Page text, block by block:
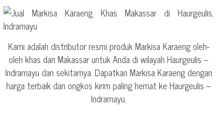
Kami adalah distributor resmi produk Markisa Karaeng oleh-
oleh khas dari Makassar untuk Anda di wilayah Haurgeulis –
Indramayu dan sekitarnya. Dapatkan Markisa Karaeng dengan
harga terbaik dan ongkos kirim paling hemat ke Haurgeulis –
Indramayu.